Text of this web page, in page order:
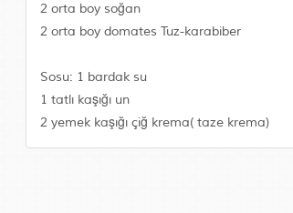
2 orta boy soğan
2 orta boy domates Tuz-karabiber
Sosu: 1 bardak su
1 tatlı kaşığı un
2 yemek kaşığı çiğ krema( taze krema)